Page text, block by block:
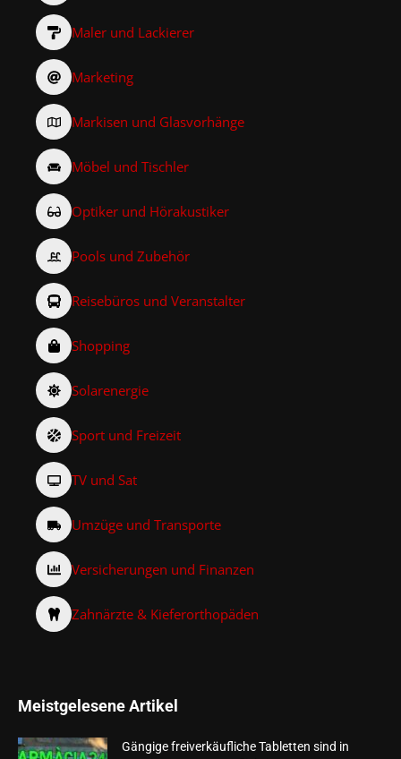
Maler und Lackierer
Marketing
Markisen und Glasvorhänge
Möbel und Tischler
Optiker und Hörakustiker
Pools und Zubehör
Reisebüros und Veranstalter
Shopping
Solarenergie
Sport und Freizeit
TV und Sat
Umzüge und Transporte
Versicherungen und Finanzen
Zahnärzte & Kieferorthopäden
Meistgelesene Artikel
Gängige freiverkäufliche Tabletten sind in